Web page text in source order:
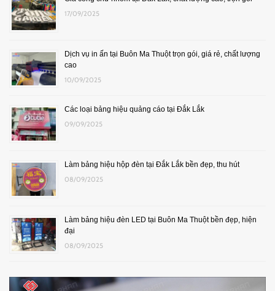
17/09/2025
Dịch vụ in ấn tại Buôn Ma Thuột trọn gói, giá rẻ, chất lượng
cao
10/09/2025
Các loại bảng hiệu quảng cáo tại Đắk Lắk
09/09/2025
Làm bảng hiệu hộp đèn tại Đắk Lắk bền đẹp, thu hút
08/09/2025
Làm bảng hiệu đèn LED tại Buôn Ma Thuột bền đẹp, hiện
đại
08/09/2025